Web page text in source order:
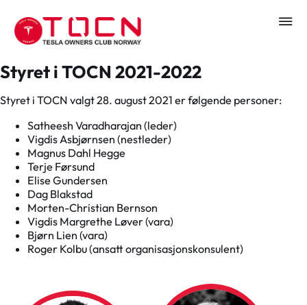
Styret i TOCN 2021-2022
Styret i TOCN valgt 28. august 2021 er følgende personer:
Satheesh Varadharajan (leder)
Vigdis Asbjørnsen (nestleder)
Magnus Dahl Hegge
Terje Førsund
Elise Gundersen
Dag Blakstad
Morten-Christian Bernson
Vigdis Margrethe Løver (vara)
Bjørn Lien (vara)
Roger Kolbu (ansatt organisasjonskonsulent)